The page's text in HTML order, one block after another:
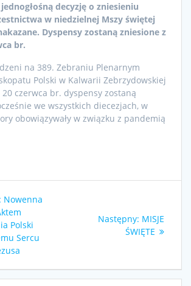
decyzję o zniesieniu
w niedzielnej Mszy świętej
Dyspensy zostaną zniesione z
br.
na 389. Zebraniu Plenarnym
Polski w Kalwarii Zebrzydowskiej
czerwca br. dyspensy zostaną
we wszystkich diecezjach, w
obowiązywały w związku z pandemią
Poprzedni
wpis:
Nowenna
Polski
Sercu
Następny: Następny
wpis:
MISJE
ŚWIĘTE